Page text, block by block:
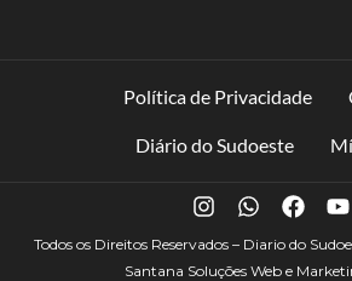
Política de Privacidade
Diário do Sudoeste
Todos os Direitos Reservados – Diario do
Santana Soluções Web e